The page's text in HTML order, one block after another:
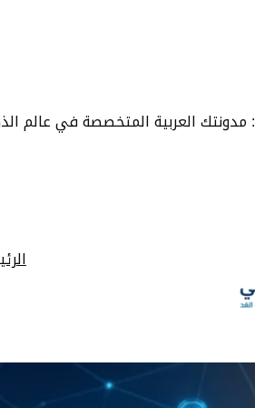
: مدونتك العربية المتخصصة في عالم